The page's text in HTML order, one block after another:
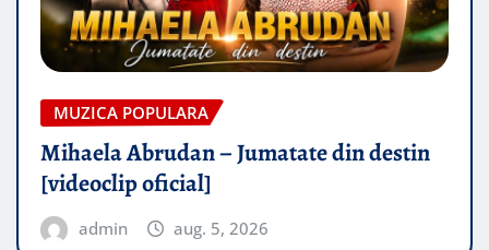
MUZICA POPULARA
Mihaela Abrudan – Jumatate din destin
[videoclip oficial]
admin aug. 5, 2026